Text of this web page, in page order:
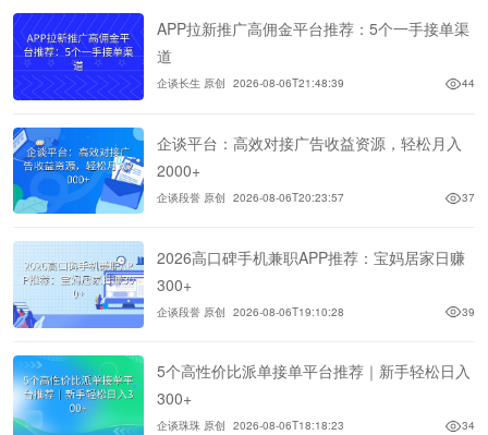
APP拉新推广高佣金平台推荐：5个一手接单渠
道
企谈长生 原创 2026-08-06T21:48:39 44
企谈平台：高效对接广告收益资源，轻松月入
2000+
企谈段誉 原创 2026-08-06T20:23:57 37
2026高口碑手机兼职APP推荐：宝妈居家日赚
300+
企谈段誉 原创 2026-08-06T19:10:28 39
5个高性价比派单接单平台推荐｜新手轻松日入
300+
企谈珠珠 原创 2026-08-06T18:18:23 34